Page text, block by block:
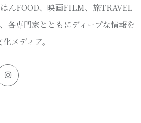
んFOOD、映画FILM、旅TRAVEL
各専門家とともにディープな情報を
メディア。